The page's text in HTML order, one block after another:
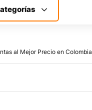
al Mejor Precio en Colombia